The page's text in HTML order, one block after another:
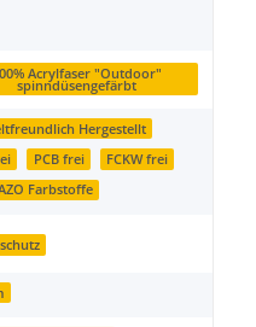
Acrylfaser "Outdoor"
spinndüsengefärbt
Hergestellt
PCB frei
FCKW frei
Farbstoffe